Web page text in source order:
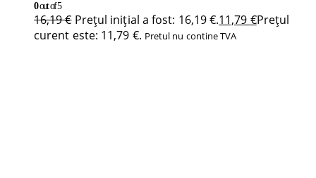
0out of 5
16,19€ Prețul inițial a fost: 16,19 €.11,79 €Prețul
curent este: 11,79 €. Pretul nu contine TVA